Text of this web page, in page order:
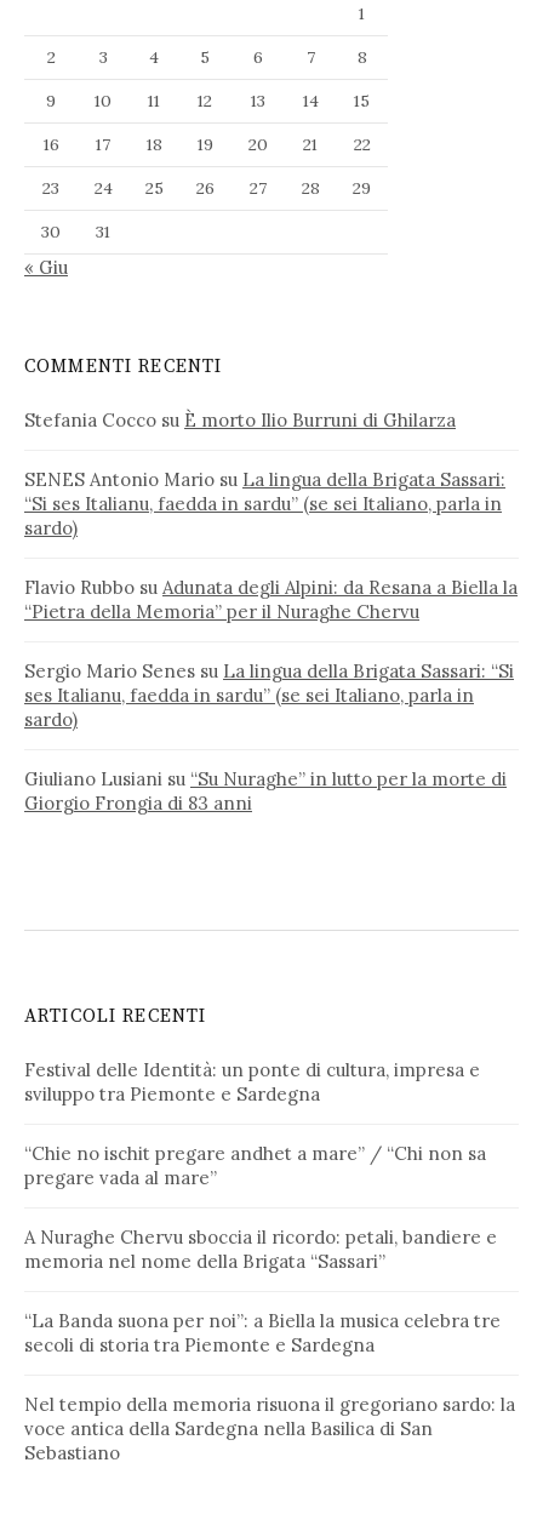
1
2
3 4 5 6 7
8
9
10 11 12 13 14
15
16
17 18 19 20 21
22
23
24 25 26 27 28
29
30
31
« Giu
COMMENTI RECENTI
Stefania Cocco su È morto Ilio Burruni di Ghilarza
SENES Antonio Mario su La lingua della Brigata Sassari:
“Si ses Italianu, faedda in sardu” (se sei Italiano, parla in
sardo)
Flavio Rubbo su Adunata degli Alpini: da Resana a Biella la
“Pietra della Memoria” per il Nuraghe Chervu
Sergio Mario Senes su La lingua della Brigata Sassari: “Si
ses Italianu, faedda in sardu” (se sei Italiano, parla in
sardo)
Giuliano Lusiani su “Su Nuraghe” in lutto per la morte di
Giorgio Frongia di 83 anni
ARTICOLI RECENTI
Festival delle Identità: un ponte di cultura, impresa e
sviluppo tra Piemonte e Sardegna
“Chie no ischit pregare andhet a mare” / “Chi non sa
pregare vada al mare”
A Nuraghe Chervu sboccia il ricordo: petali, bandiere e
memoria nel nome della Brigata “Sassari”
“La Banda suona per noi”: a Biella la musica celebra tre
secoli di storia tra Piemonte e Sardegna
Nel tempio della memoria risuona il gregoriano sardo: la
voce antica della Sardegna nella Basilica di San
Sebastiano